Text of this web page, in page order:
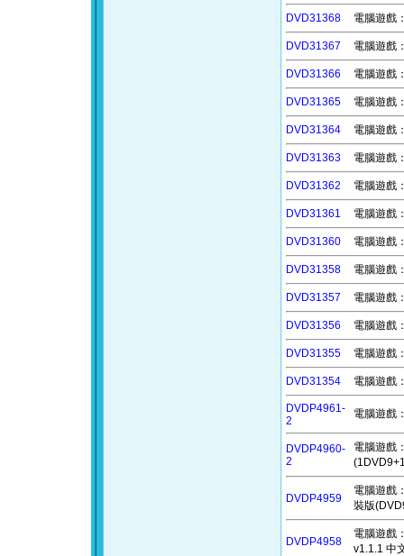
DVD31368 電腦遊戲
DVD31367 電腦遊戲
DVD31366 電腦遊戲
DVD31365 電腦遊戲
DVD31364 電腦遊戲
DVD31363 電腦遊戲
DVD31362 電腦遊戲
DVD31361 電腦遊戲
DVD31360 電腦遊戲
DVD31358 電腦遊戲
DVD31357 電腦遊戲
DVD31356 電腦遊戲
DVD31355 電腦遊戲
DVD31354 電腦遊戲
DVDP4961-
2
電腦遊戲
DVDP4960-
2
電腦遊戲
DVDP4959
電腦遊戲
裝版
DVDP4958
電腦遊戲
v1.1.1 中